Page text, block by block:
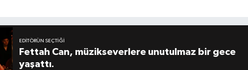
EDITÖRÜN SEÇTIĞI
Fettah Can, müzikseverlere unutulmaz bir gece
yaşattı.